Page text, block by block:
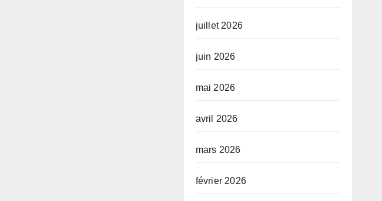
juillet 2026
juin 2026
mai 2026
avril 2026
mars 2026
février 2026